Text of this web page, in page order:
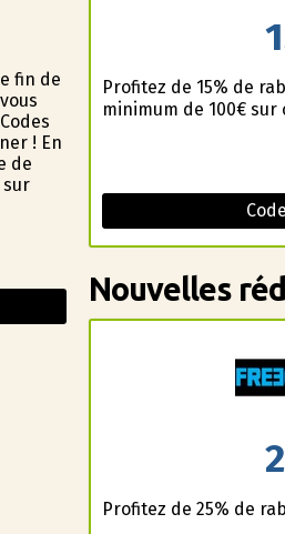
fin de
! En
de
sur
Profitez de 15% de
minimum de 100€
Nouvelles
Profitez de 25% de